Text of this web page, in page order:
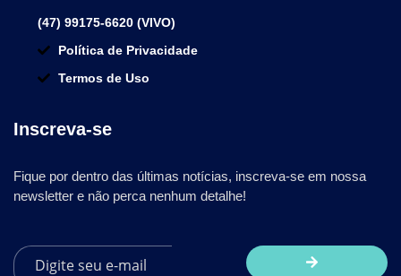
(47) 99175-6620 (VIVO)
Política de Privacidade
Termos de Uso
Inscreva-se
Fique por dentro das últimas notícias, inscreva-se em nossa
newsletter e não perca nenhum detalhe!